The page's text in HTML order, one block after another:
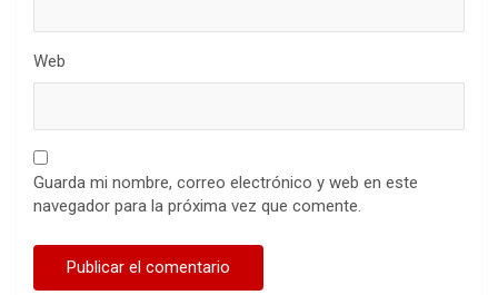
Web
Guarda mi nombre, correo electrónico y web en este
navegador para la próxima vez que comente.